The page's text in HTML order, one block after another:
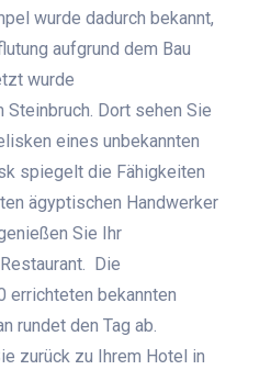
wurde dadurch bekannt,
aufgrund dem Bau
wurde
Steinbruch. Dort sehen Sie
eines unbekannten
spiegelt die Fähigkeiten
ägyptischen Handwerker
Sie Ihr
Die
errichteten bekannten
rundet den Tag ab.
zurück zu Ihrem Hotel in